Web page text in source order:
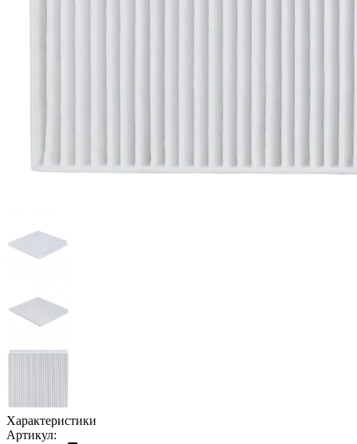
Характеристики
Артикул: